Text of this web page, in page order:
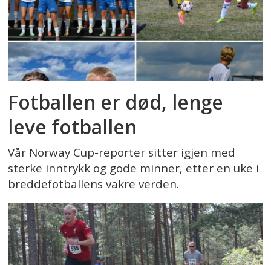
Fotballen er død, lenge
leve fotballen
Vår Norway Cup-reporter sitter igjen med
sterke inntrykk og gode minner, etter en uke i
breddefotballens vakre verden.